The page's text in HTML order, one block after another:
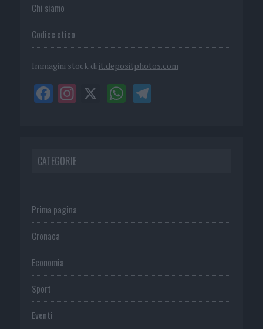
Chi siamo
Codice etico
Immagini stock di it.depositphotos.com
CATEGORIE
Prima pagina
Cronaca
Economia
Sport
Eventi